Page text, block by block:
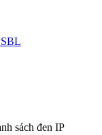
sách đen IP